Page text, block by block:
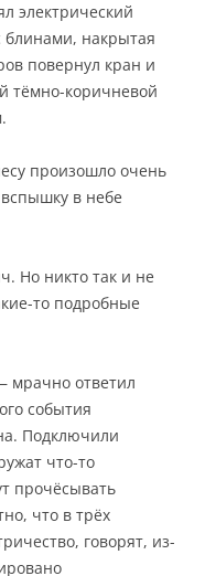
электрический
накрытая
повернул кран и
тёмно-коричневой
произошло очень
в небе
Но никто так и не
то подробные
мрачно ответил
события
Подключили
что-то
прочёсывать
что в трёх
говорят, из-